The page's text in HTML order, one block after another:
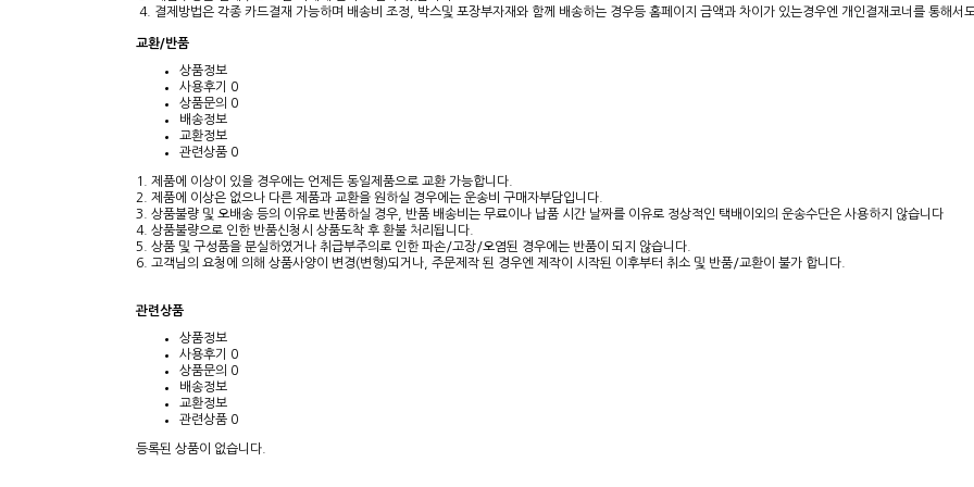
4. 결제방법은 각종 카드결재 가능하며 배송비 조정, 박스및 포장부자재와 함께 배송하는 경우등 홈페이지 금액과 차이가 있는경우엔 개인결재코너를 통해서
교환/반품
상품정보
사용후기 0
상품문의 0
배송정보
교환정보
관련상품 0
1. 제품에 이상이 있을 경우에는 언제든 동일제품으로 교환 가능합니다.
2. 제품에 이상은 없으나 다른 제품과 교환을 원하실 경우에는 운송비 구매자부담입니다.
3. 상품불량 및 오배송 등의 이유로 반품하실 경우, 반품 배송비는 무료이나 납품 시간 날짜를 이유로 정상적인 택배이외의 운송수단은 사용하지 않습니다
4. 상품불량으로 인한 반품신청시 상품도착 후 환불 처리됩니다.
5. 상품 및 구성품을 분실하였거나 취급부주의로 인한 파손/고장/오염된 경우에는 반품이 되지 않습니다.
6. 고객님의 요청에 의해 상품사양이 변경(변형)되거나, 주문제작 된 경우엔 제작이 시작된 이후부터 취소 및 반품/교환이 불가 합니다.
관련상품
상품정보
사용후기 0
상품문의 0
배송정보
교환정보
관련상품 0
등록된 상품이 없습니다.